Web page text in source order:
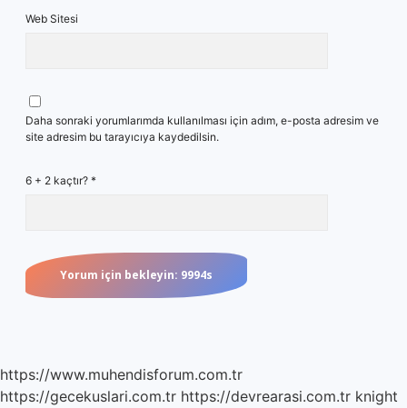
Web Sitesi
Daha sonraki yorumlarımda kullanılması için adım, e-posta adresim ve
site adresim bu tarayıcıya kaydedilsin.
6 + 2 kaçtır? *
https://www.muhendisforum.com.tr
https://gecekuslari.com.tr https://devrearasi.com.tr knight